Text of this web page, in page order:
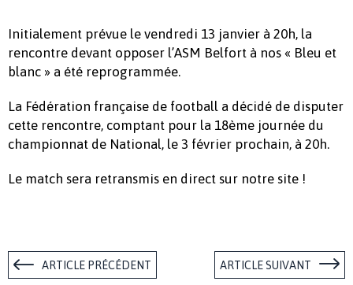
Initialement prévue le vendredi 13 janvier à 20h, la
rencontre devant opposer l’ASM Belfort à nos « Bleu et
blanc » a été reprogrammée.
La Fédération française de football a décidé de disputer
cette rencontre, comptant pour la 18ème journée du
championnat de National, le 3 février prochain, à 20h.
Le match sera retransmis en direct sur notre site !
ARTICLE PRÉCÉDENT ARTICLE SUIVANT